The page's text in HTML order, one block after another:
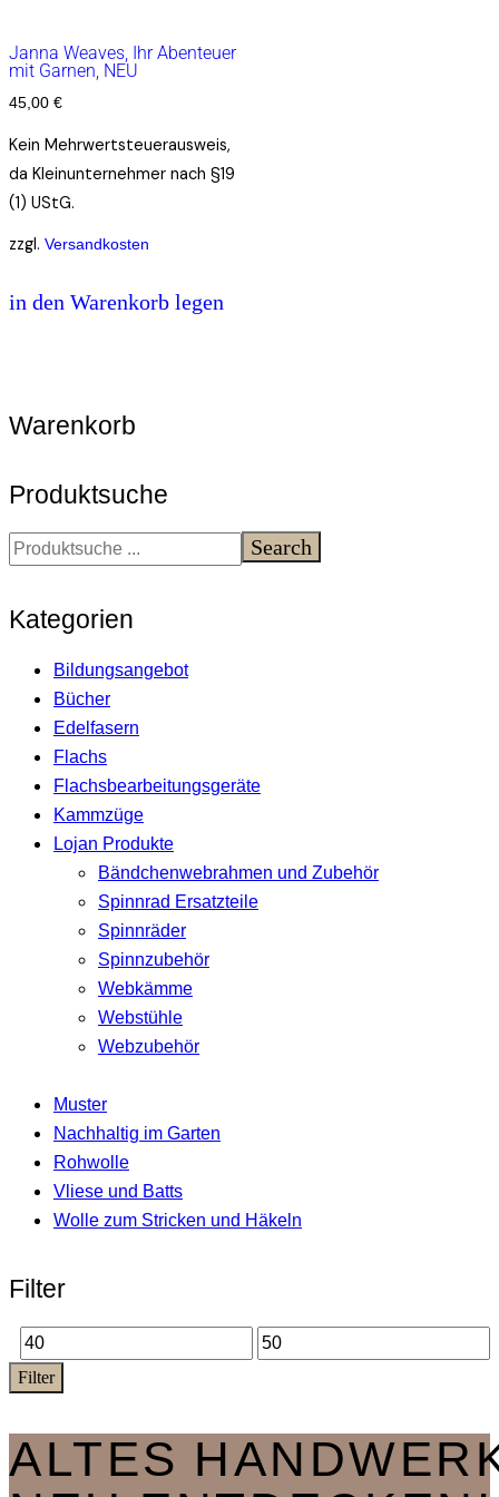
Janna Weaves, Ihr Abenteuer
mit Garnen, NEU
45,00 €
Kein Mehrwertsteuerausweis,
da Kleinunternehmer nach §19
(1) UStG.
zzgl. Versandkosten
in den Warenkorb legen
Warenkorb
Produktsuche
Search
Kategorien
Bildungsangebot
Bücher
Edelfasern
Flachs
Flachsbearbeitungsgeräte
Kammzüge
Lojan Produkte
Bändchenwebrahmen und Zubehör
Spinnrad Ersatzteile
Spinnräder
Spinnzubehör
Webkämme
Webstühle
Webzubehör
Muster
Nachhaltig im Garten
Rohwolle
Vliese und Batts
Wolle zum Stricken und Häkeln
Filter
Min.
Preis
Max.
Filter
ALTES